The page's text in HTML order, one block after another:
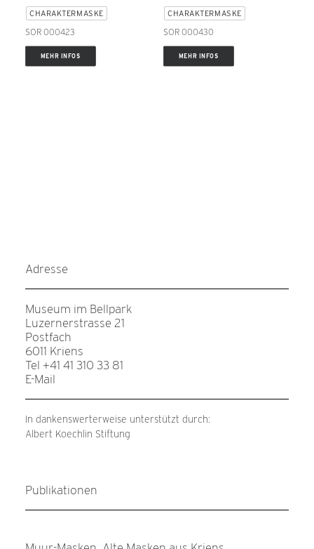
CHARAKTERMASKE
SOR 000423
MEHR INFOS
CHARAKTERMASKE
SOR 000430
MEHR INFOS
Adresse
Museum im Bellpark
Luzernerstrasse 21
Postfach
6011 Kriens
Tel +41 41 310 33 81
E-Mail
In dankenswerterweise unterstützt durch:
Albert Koechlin Stiftung
Publikationen